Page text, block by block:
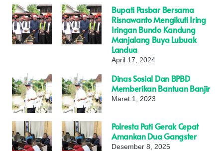
Bupati Pasbar Bersama
Risnawanto Mengikuti Iring
Iringan Bundo Kandung
Manjalang Buya Lubuak
Landua
April 17, 2024
Dinas Sosial Dan BPBD
Memberikan Bantuan Banjir
Maret 1, 2023
Polresta Pati Gerak Cepat
Amankan Dua Gangster
Desember 8, 2025